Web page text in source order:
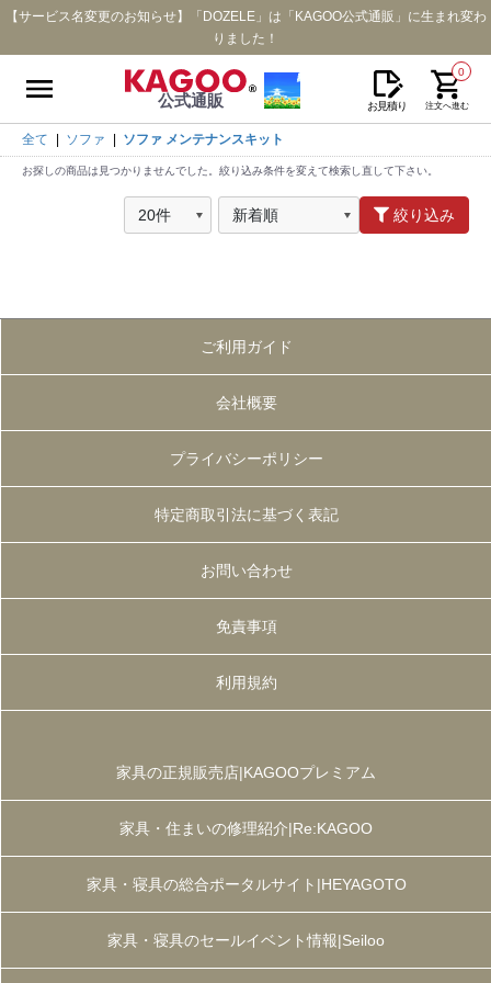
【サービス名変更のお知らせ】「DOZELE」は「KAGOO公式通販」に生まれ変わ
りました！
公式通販 お見積り
0
注文へ進む
全て ソファ ソファ メンテナンスキット
お探しの商品は見つかりませんでした。絞り込み条件を変えて検索し直して下さい。
絞り込み
ご利用ガイド
会社概要
プライバシーポリシー
特定商取引法に基づく表記
お問い合わせ
免責事項
利用規約
家具の正規販売店|KAGOOプレミアム
家具・住まいの修理紹介|Re:KAGOO
家具・寝具の総合ポータルサイト|HEYAGOTO
家具・寝具のセールイベント情報|Seiloo